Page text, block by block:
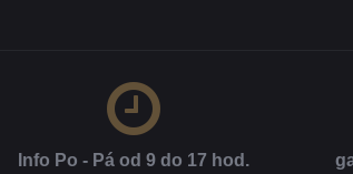
Info Po - Pá od 9 do 17 hod​.